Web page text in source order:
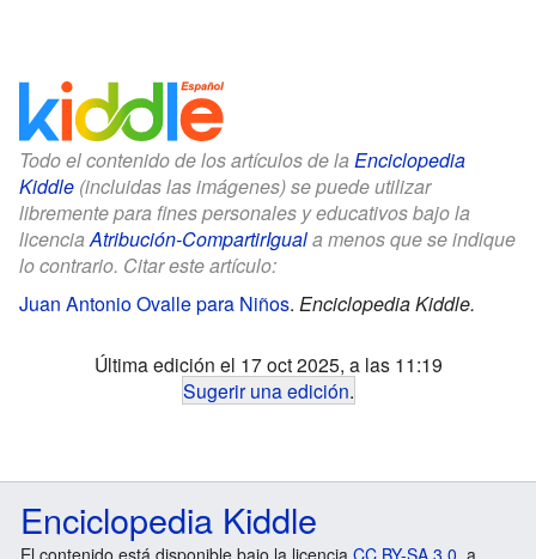
Todo el contenido de los artículos de la Enciclopedia
Kiddle (incluidas las imágenes) se puede utilizar
libremente para fines personales y educativos bajo la
licenciaAtribución-CompartirIguala menos que se indique
lo contrario. Citar este artículo:
Juan Antonio Ovalle para Niños. Enciclopedia Kiddle.
Última edición el 17 oct 2025, a las 11:19
Sugerir una edición.
Enciclopedia Kiddle
El contenido está disponible bajo la licencia CC BY-SA 3.0 , a